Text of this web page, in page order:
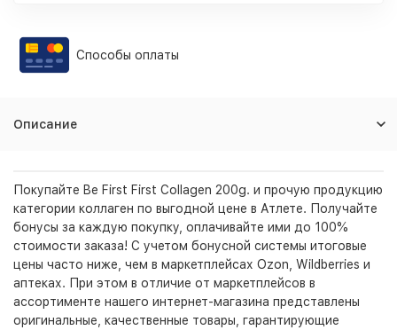
Способы оплаты
Описание
Покупайте Be First First Collagen 200g. и прочую продукцию
категории коллаген по выгодной цене в Атлете. Получайте
бонусы за каждую покупку, оплачивайте ими до 100%
стоимости заказа! С учетом бонусной системы итоговые
цены часто ниже, чем в маркетплейсах Ozon, Wildberries и
аптеках. При этом в отличие от маркетплейсов в
ассортименте нашего интернет-магазина представлены
оригинальные, качественные товары, гарантирующие